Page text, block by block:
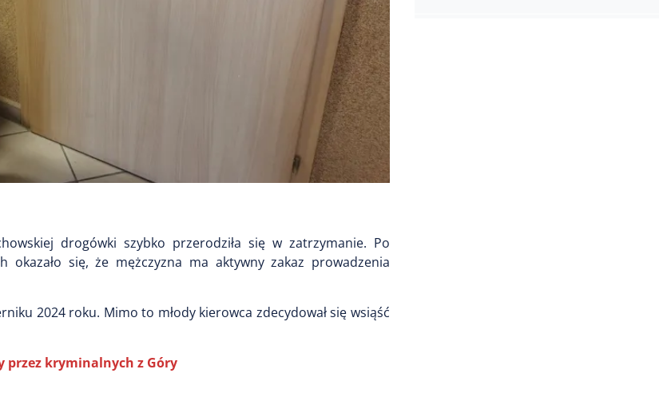
drogówki szybko przerodziła się w zatrzymanie. Po
się, że mężczyzna ma aktywny zakaz prowadzenia
2024 roku. Mimo to młody kierowca zdecydował się wsiąść
przez kryminalnych z Góry